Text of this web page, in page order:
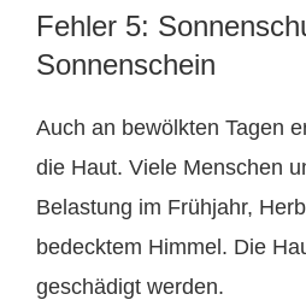
Fehler 5:
Sonnenschein
Auch an bewölkten Tagen
die Haut. Viele Menschen
Belastung im Frühjahr,
bedecktem Himmel. Die
geschädigt werden.